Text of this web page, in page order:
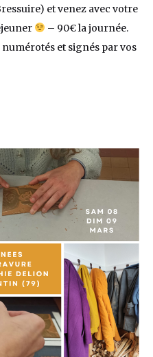
et venez avec votre
– 90€ la journée.
et signés par vos